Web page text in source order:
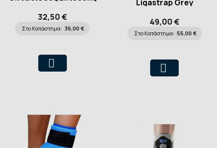
32,50 €
Στο Κατάστημα: 36,00 €
Ligastrap Grey
49,00 €
Στο Κατάστημα: 55,00 €